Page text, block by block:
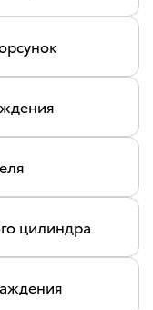
цилиндра